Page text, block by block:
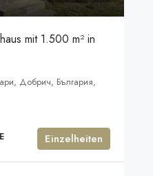
mit 1.500 m² in
Добрич, България,
Einzelheiten